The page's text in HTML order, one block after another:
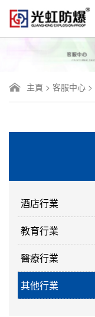
主頁 > 客服中心 >
酒店行業
教育行業
醫療行業
其他行業